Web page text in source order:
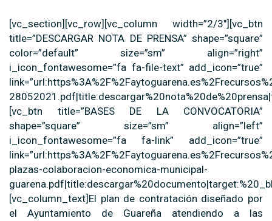
[vc_section][vc_row][vc_column width=”2/3″][vc_btn
title=”DESCARGAR NOTA DE PRENSA” shape=”square”
color=”default” size=”sm” align=”right”
i_icon_fontawesome=”fa fa-file-text” add_icon=”true”
[vc_btn title=”BASES DE LA CONVOCATORIA”
shape=”square” size=”sm” align=”left”
i_icon_fontawesome=”fa fa-link” add_icon=”true”
plazas-colaboracion-economica-municipal-
[vc_column_text]El plan de contratación diseñado por
el Ayuntamiento de Guareña atendiendo a las